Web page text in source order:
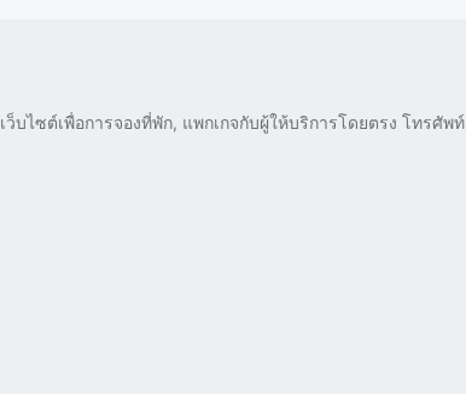
เว็บไซต์เพื่อการจองที่พัก, แพกเกจกับผู้ให้บริการโดยตรง โทรศัพท์